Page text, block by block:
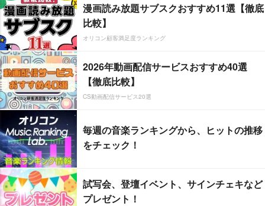
漫画読み放題サブスクおすすめ11選【徹底
比較】
オリコン顧客満足度ランキング
2026年動画配信サービスおすすめ40選
【徹底比較】
CS動画配信サービス20選
毎週の音楽ランキングから、ヒットの推移
をチェック！
試写会、登壇イベント、サインチェキなど
プレゼント！